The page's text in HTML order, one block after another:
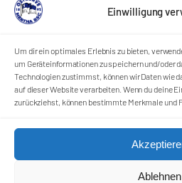
Einwilligung
Um dir ein optimales Erlebnis zu bieten,
um Geräteinformationen zu speichern und/oder
Technologien zustimmst, können wir Daten wie
auf dieser Website verarbeiten. Wenn du deine
zurückziehst, können bestimmte Merkmale und
Ablehnen